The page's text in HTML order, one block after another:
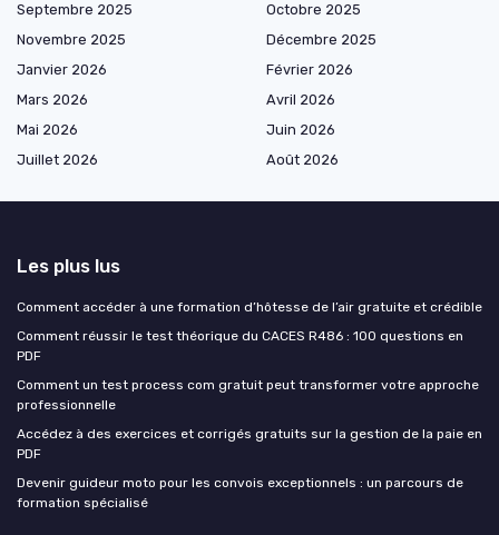
Septembre 2025
Octobre 2025
Novembre 2025
Décembre 2025
Janvier 2026
Février 2026
Mars 2026
Avril 2026
Mai 2026
Juin 2026
Juillet 2026
Août 2026
Les plus lus
Comment accéder à une formation d’hôtesse de l’air gratuite et crédible
Comment réussir le test théorique du CACES R486 : 100 questions en
PDF
Comment un test process com gratuit peut transformer votre approche
professionnelle
Accédez à des exercices et corrigés gratuits sur la gestion de la paie en
PDF
Devenir guideur moto pour les convois exceptionnels : un parcours de
formation spécialisé